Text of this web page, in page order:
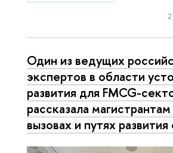
Один из ведущих
экспертов в области
развития для FMCG-
рассказала
вызовах и путях